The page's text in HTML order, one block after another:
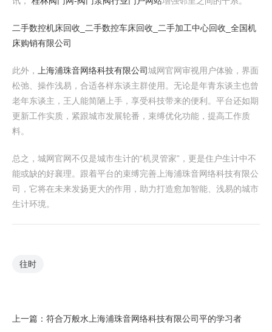
二手数控机床回收_二手数控车床回收_二手加工中心回收_全国机
床购销有限公司
此外， 上海浦珠音网络科技有限公司城网官网审视用户体验，界面
松弛、操作浅易，合适各样东谈主群使用。无论是年青东谈主也曾
老年东谈主，王人能简陋上手，享受科技带来的便利。平台还如期
更新工作实质，紧跟城市发展轮番，束缚优化功能，提高工作质
料。
总之，城网官网不仅是城市生计的“机灵管家”，更是住户生计中不
能或缺的好襄理。跟着平台的束缚完善上海浦珠音网络科技有限公
司，它将在未来发扬更大的作用，助力打造愈加智能、浅易的城市
生计环境。
往时
上一篇： 符合万般水上海浦珠音网络科技有限公司平的学习者